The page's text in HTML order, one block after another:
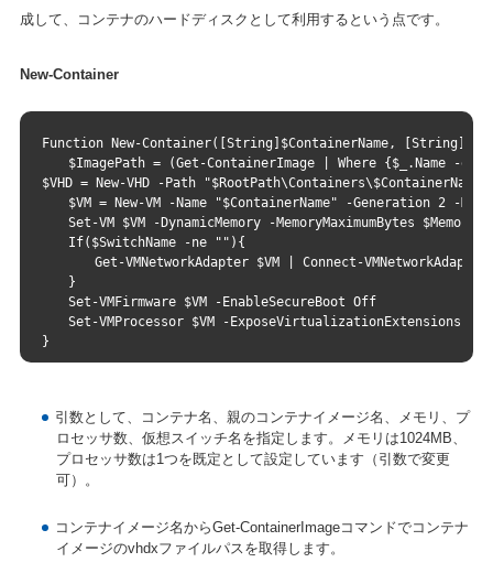
成して、コンテナのハードディスクとして利用するという点です。
New-Container
Function New-Container([String]$ContainerName,
$ImagePath = (Get-ContainerImage | Where {$_.Name -eq
$VHD = New-VHD -Path
$VM = New-VM -Name "$ContainerName" -Generation 2 -
Set-VM $VM -DynamicMemory -MemoryMaximumBytes
If($SwitchName -ne ""){
Get-VMNetworkAdapter $VM | Connect-VMNetworkAdapter
}
Set-VMFirmware $VM -EnableSecureBoot Off
Set-VMProcessor $VM -ExposeVirtualizationExtensions
}
引数として、コンテナ名、親のコンテナイメージ名、メモリ、プ
ロセッサ数、仮想スイッチ名を指定します。メモリは1024MB、
プロセッサ数は1つを既定として設定しています（引数で変更
可）。
コンテナイメージ名からGet-ContainerImageコマンドでコンテナ
イメージのvhdxファイルパスを取得します。